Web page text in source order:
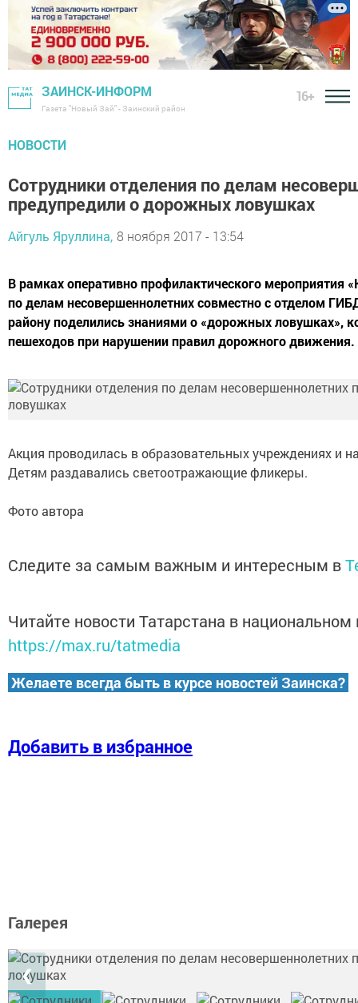
ЗАИНСК-ИНФОРМ
Газета "Новый Зай" - Заинский район
16+
НОВОСТИ
Сотрудники отделения по делам
предупредили о дорожных ловушках
Айгуль Яруллина, 8 ноября 2017 - 13:54
В рамках оперативно профилактического мероприятия
по делам несовершеннолетних совместно с отделом
району поделились знаниями о «дорожных ловушках»,
пешеходов при нарушении правил дорожного движения.
Акция проводилась в образовательных учреждениях и
Детям раздавались светоотражающие фликеры.
Фото автора
Следите за самым важным и интересным в
Читайте новости Татарстана в
https://max.ru/tatmedia
Желаете всегда быть в курсе новостей Заинска?
Добавить в избранное
Галерея
❮